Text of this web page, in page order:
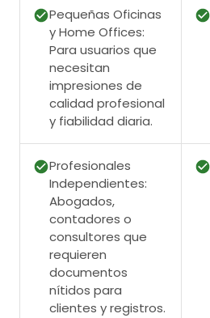
Pequeñas Oficinas
y Home Offices:
Para usuarios que
necesitan
impresiones de
calidad profesional
y fiabilidad diaria.
Profesionales
Independientes:
Abogados,
contadores o
consultores que
requieren
documentos
nítidos para
clientes y registros.